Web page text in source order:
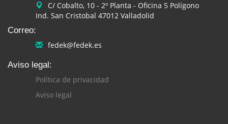
C/ Cobalto, 10 - 2º Planta - Oficina 5 Polígono
Ind. San Cristobal 47012 Valladolid
Correo:
fedek@fedek.es
Aviso legal:
Política de privacidad
Aviso legal